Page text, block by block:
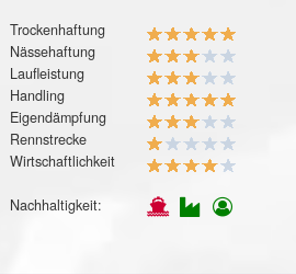
Trockenhaftung
Nässehaftung
Laufleistung
Handling
Eigendämpfung
Rennstrecke
Wirtschaftlichkeit
Nachhaltigkeit: